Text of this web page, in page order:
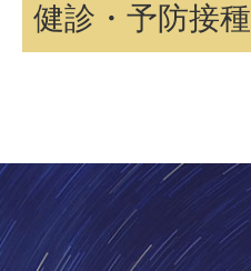
健診・予防接種